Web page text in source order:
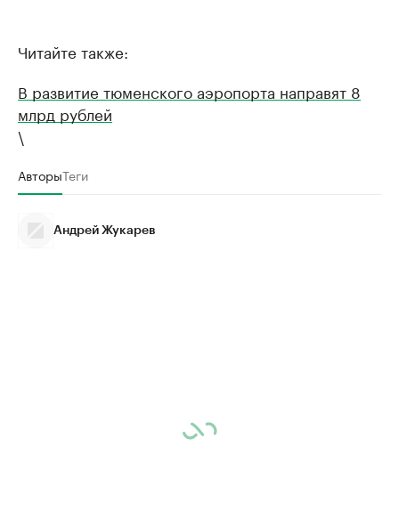
Читайте также:
В развитие тюменского аэропорта направят 8
млрд рублей
\
АвторыТеги
Андрей Жукарев